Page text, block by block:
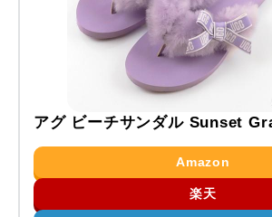
アグ ビーチサンダル Sunset
Amazon
楽天